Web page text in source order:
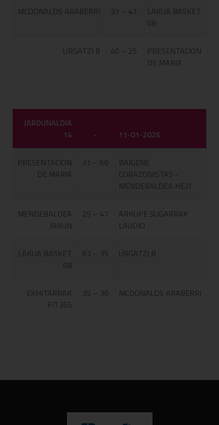
MCDONALDS ARABERRI 37 – 47
LAKUA BASKET
08
URGATZI B 40 – 25
PRESENTACION
DE MARIA
JARDUNALDIA
14
- 11-01-2026
PRESENTACION
DE MARIA
31 – 60
BAIGENE
CORAZONISTAS -
MENDEBALDEA HEZI
MENDEBALDEA
IRAUN
25 – 47
ARKUPE SUGARRAK
LAUDIO
LAKUA BASKET
08
63 – 35 URGATZI B
EKHITARRAK
FIT365
35 – 30 MCDONALDS ARABERRI